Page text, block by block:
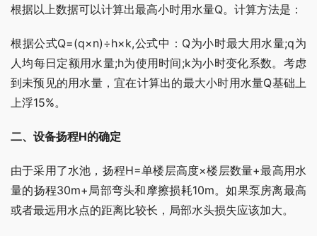
根据以上数据可以计算出最高小时用水量Q。计算方法是：
根据公式Q=(q×n)÷h×k,公式中：Q为小时最大用水量;q为
人均每日定额用水量;h为使用时间;k为小时变化系数。考虑
到未预见的用水量，宜在计算出的最大小时用水量Q基础上
上浮15%。
二、设备扬程H的确定
由于采用了水池，扬程H=单楼层高度×楼层数量+最高用水
量的扬程30m+局部弯头和摩擦损耗10m。如果泵房离最高
或者最远用水点的距离比较长，局部水头损失应该加大。